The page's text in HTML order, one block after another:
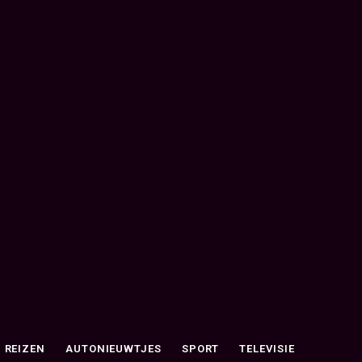
REIZEN AUTONIEUWTJES SPORT TELEVISIE